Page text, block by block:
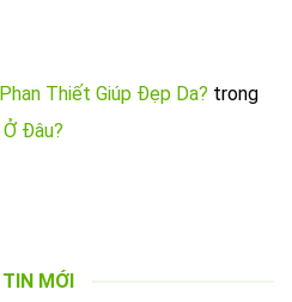
Thiết Giúp Đẹp Da? trong
Đâu?
TIN MỚI